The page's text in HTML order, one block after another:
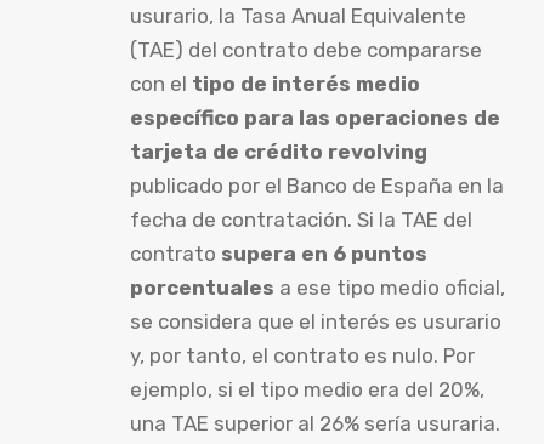
usurario, la Tasa Anual Equivalente
(TAE) del contrato debe compararse
con el tipo de interés medio
específico para las operaciones de
tarjeta de crédito revolving
publicado por el Banco de España en la
fecha de contratación. Si la TAE del
contrato supera en 6 puntos
porcentuales a ese tipo medio oficial,
se considera que el interés es usurario
y, por tanto, el contrato es nulo. Por
ejemplo, si el tipo medio era del 20%,
una TAE superior al 26% sería usuraria.